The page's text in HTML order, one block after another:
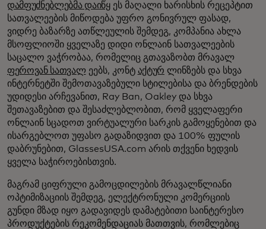
დამფუძნებლებმა დაიწყეს მაღალი ხარისხის რეცეპტით
სათვალეების მიწოდება უფრო გონივრულ ფასად,
ვიდრე ბაზარზე ათწლეულის შემდეგ, კომპანია ახლა
მსოფლიოში ყველაზე დიდი ონლაინ სათვალეების
საცალო ვაჭრობაა, რომელიც გთავაზობთ მრავალ
ფეროვან სათვალეებს, კონტ აქტურ ლინზებს და სხვა
ინტერნეტში შემოთავაზებული სტილებისა და ბრენდების
უდიდესი არჩევანით, Ray Ban, Oakley და სხვა
შეთავაზებით და შესაძლებლობით, რომ ყველაფერი
ონლაინ სცადოთ ვირტუალური სარკის გამოყენებით და
ისარგებლოთ უფასო გადაზიდვით და 100% ფულის
დაბრუნებით, GlassesUSA.com არის თქვენი ხედვის
ყველა საჭიროებისთვის.
მაგრამ ციფრული გამოცდილების მრავალწლიანი
ოპტიმიზაციის შემდეგ, ელექტრონული კომერციის
გუნდი მზად იყო გადავიდეს დამატებითი საინტერესო
პროდუქტების რეკომენდაციას მათთვის, რომლებიც